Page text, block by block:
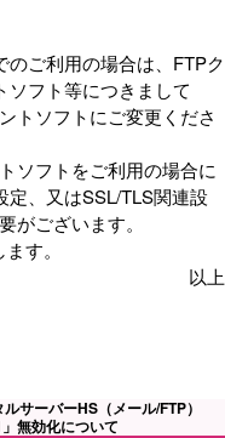
のご利用の場合は、FTPク
ソフト等につきまして
トソフトにご変更くださ
ソフトをご利用の場合に
定、又はSSL/TLS関連設
がございます。
す。
以上
サーバーHS（メール/FTP）
」無効化について